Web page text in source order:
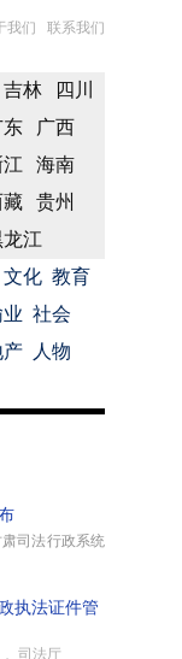
我们 联系我们
吉林
四川
东
广西
海南
藏
贵州
江
文化 教育
社会
产
人物
法行政系统
执法证件管
司法厅